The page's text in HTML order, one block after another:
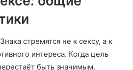
стремятся не к сексу, а к
интереса. Когда цель
быть значимым.